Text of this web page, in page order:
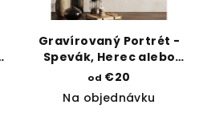
Gravírovaný Portrét -
Spevák, Herec alebo
Športovec v štýle
kresba ceruzou
od €20
Na objednávku